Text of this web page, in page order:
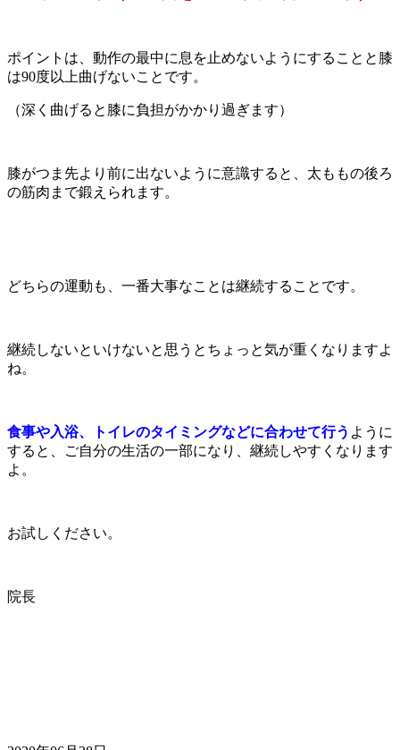
ポイントは、動作の最中に息を止めないようにすることと膝
は90度以上曲げないことです。
（深く曲げると膝に負担がかかり過ぎます）
膝がつま先より前に出ないように意識すると、太ももの後ろ
の筋肉まで鍛えられます。
どちらの運動も、一番大事なことは継続することです。
継続しないといけないと思うとちょっと気が重くなりますよ
ね。
食事や入浴、トイレのタイミングなどに合わせて行う ように
する と、ご自分の生活の一部になり、継続しやすくなります
よ。
お試しください。
院長